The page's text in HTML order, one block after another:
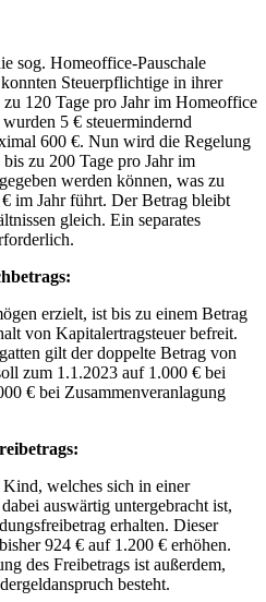
sog. Homeoffice-Pauschale
Steuerpflichtige in ihrer
120 Tage pro Jahr im Homeoffice
5 € steuermindernd
600 €. Nun wird die Regelung
zu 200 Tage pro Jahr im
werden können, was zu
im Jahr führt. Der Betrag bleibt
gleich. Ein separates
erzielt, ist bis zu einem Betrag
von Kapitalertragsteuer befreit.
gilt der doppelte Betrag von
zum 1.1.2023 auf 1.000 € bei
€ bei Zusammenveranlagung
welches sich in einer
auswärtig untergebracht ist,
erhalten. Dieser
924 € auf 1.200 € erhöhen.
des Freibetrags ist außerdem,
besteht.